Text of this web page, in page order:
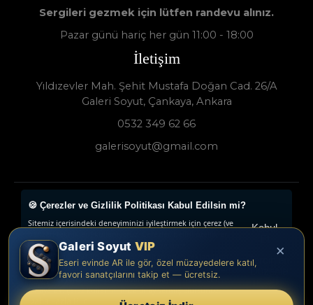
Sergileri gezmek için lütfen randevu alınız.
Pazar günü hariç her gün 11:00 - 18:00
İletişim
Yıldızevler Mah. Şehit Mustafa Doğan Cad. 26/A
Galeri Soyut, Çankaya, Ankara
0532 349 62 66
galerisoyut@gmail.com
Galeri Soyut - Sanat Galerisi 2024 © - Tüm Hakları
Saklıdır.
www.collectivepeople.com.tr ×
Galeri Soyut VIP
Eseri evinde AR ile gör, özel müzayedelere katıl,
favori sanatçılarını takip et — ücretsiz.
🍪 Çerezler ve Gizlilik Politikası Kabul Edilsin mi?
Sitemiz içerisindeki deneyiminizi iyileştirmek için çerez (ve
daha iyi deneyimlemenizi, iletilerin size göre
uyarlanmasını ve ilgi alanlarınıza hitap eden reklamların
gösterilmesini sağlarlar. Lütfen Çerez Politikamızı okuyun
veya çerez tercihlerinizi buradan ayarlayın. “Kabul et”e
tıklayarak, çerez kullanımımıza onay vermiş olursunuz.
Kabul
Tercihleri
Düzenle